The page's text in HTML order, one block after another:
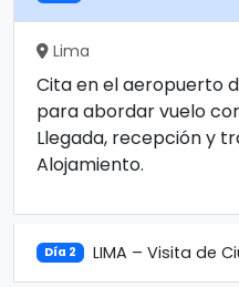
Lima
Cita en el aeropuerto
para abordar vuelo
Llegada, recepción y
Alojamiento.
Día 2 LIMA – Visita de